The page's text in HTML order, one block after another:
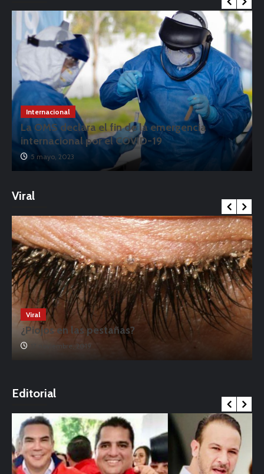
Internacional
La OMS declara el fin de la emergencia
internacional por el COVID-19
5 mayo, 2023
Viral
Viral
¿Piojos en las pestañas?
17 noviembre, 2019
Editorial